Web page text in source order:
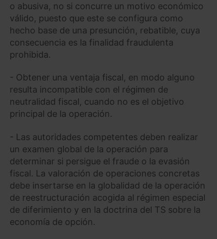
o abusiva, no si concurre un motivo económico
válido, puesto que este se configura como
hecho base de una presunción, rebatible, cuya
consecuencia es la finalidad fraudulenta
prohibida.
- Obtener una ventaja fiscal, en modo alguno
resulta incompatible con el régimen de
neutralidad fiscal, cuando no es el objetivo
principal de la operación.
- Las autoridades competentes deben realizar
un examen global de la operación para
determinar si persigue el fraude o la evasión
fiscal. La valoración de operaciones concretas
debe insertarse en la globalidad de la operación
de reestructuración acogida al régimen especial
de diferimiento y en la doctrina del TS sobre la
economía de opción.